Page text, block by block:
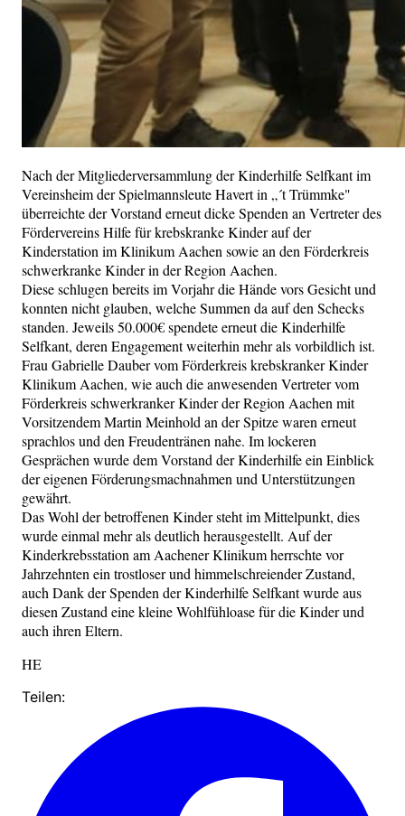
Nach der Mitgliederversammlung der Kinderhilfe Selfkant im
Vereinsheim der Spielmannsleute Havert in „´t Trümmke"
überreichte der Vorstand erneut dicke Spenden an Vertreter des
Fördervereins Hilfe für krebskranke Kinder auf der
Kinderstation im Klinikum Aachen sowie an den Förderkreis
schwerkranke Kinder in der Region Aachen.
Diese schlugen bereits im Vorjahr die Hände vors Gesicht und
konnten nicht glauben, welche Summen da auf den Schecks
standen. Jeweils 50.000€ spendete erneut die Kinderhilfe
Selfkant, deren Engagement weiterhin mehr als vorbildlich ist.
Frau Gabrielle Dauber vom Förderkreis krebskranker Kinder
Klinikum Aachen, wie auch die anwesenden Vertreter vom
Förderkreis schwerkranker Kinder der Region Aachen mit
Vorsitzendem Martin Meinhold an der Spitze waren erneut
sprachlos und den Freudentränen nahe. Im lockeren
Gesprächen wurde dem Vorstand der Kinderhilfe ein Einblick
der eigenen Förderungsmachnahmen und Unterstützungen
gewährt.
Das Wohl der betroffenen Kinder steht im Mittelpunkt, dies
wurde einmal mehr als deutlich herausgestellt. Auf der
Kinderkrebsstation am Aachener Klinikum herrschte vor
Jahrzehnten ein trostloser und himmelschreiender Zustand,
auch Dank der Spenden der Kinderhilfe Selfkant wurde aus
diesen Zustand eine kleine Wohlfühloase für die Kinder und
auch ihren Eltern.
HE
Teilen: